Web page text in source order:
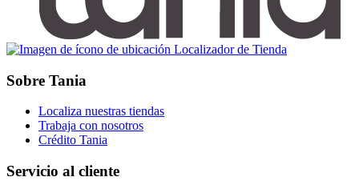
Localizador de Tienda
Sobre Tania
Localiza nuestras tiendas
Trabaja con nosotros
Crédito Tania
Servicio al cliente